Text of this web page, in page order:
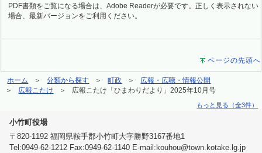
PDF書類をご覧になる場合は、Adobe Readerが必要です。正しく表示されない
場合、最新バージョンをご利用ください。
ページの先頭へ
ホーム 分類から探す 町政
広報・広聴・情報公開
広報こたけ
広報こたけ「ひまわりだより」2025年10月号
もっと見る（全3件）
小竹町役場
〒820-1192 福岡県鞍手郡小竹町大字勝野3167番地1
Tel:0949-62-1212 Fax:0949-62-1140 E-mail:kouhou@town.kotake.lg.jp